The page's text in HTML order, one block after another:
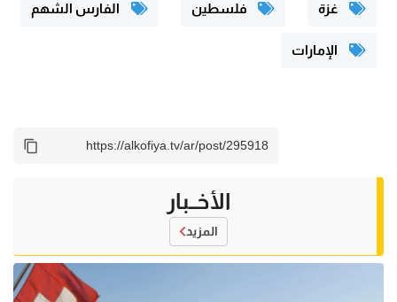
غزة فلسطين الفارس الشهم
الإمارات
الأخــبار
المزيد